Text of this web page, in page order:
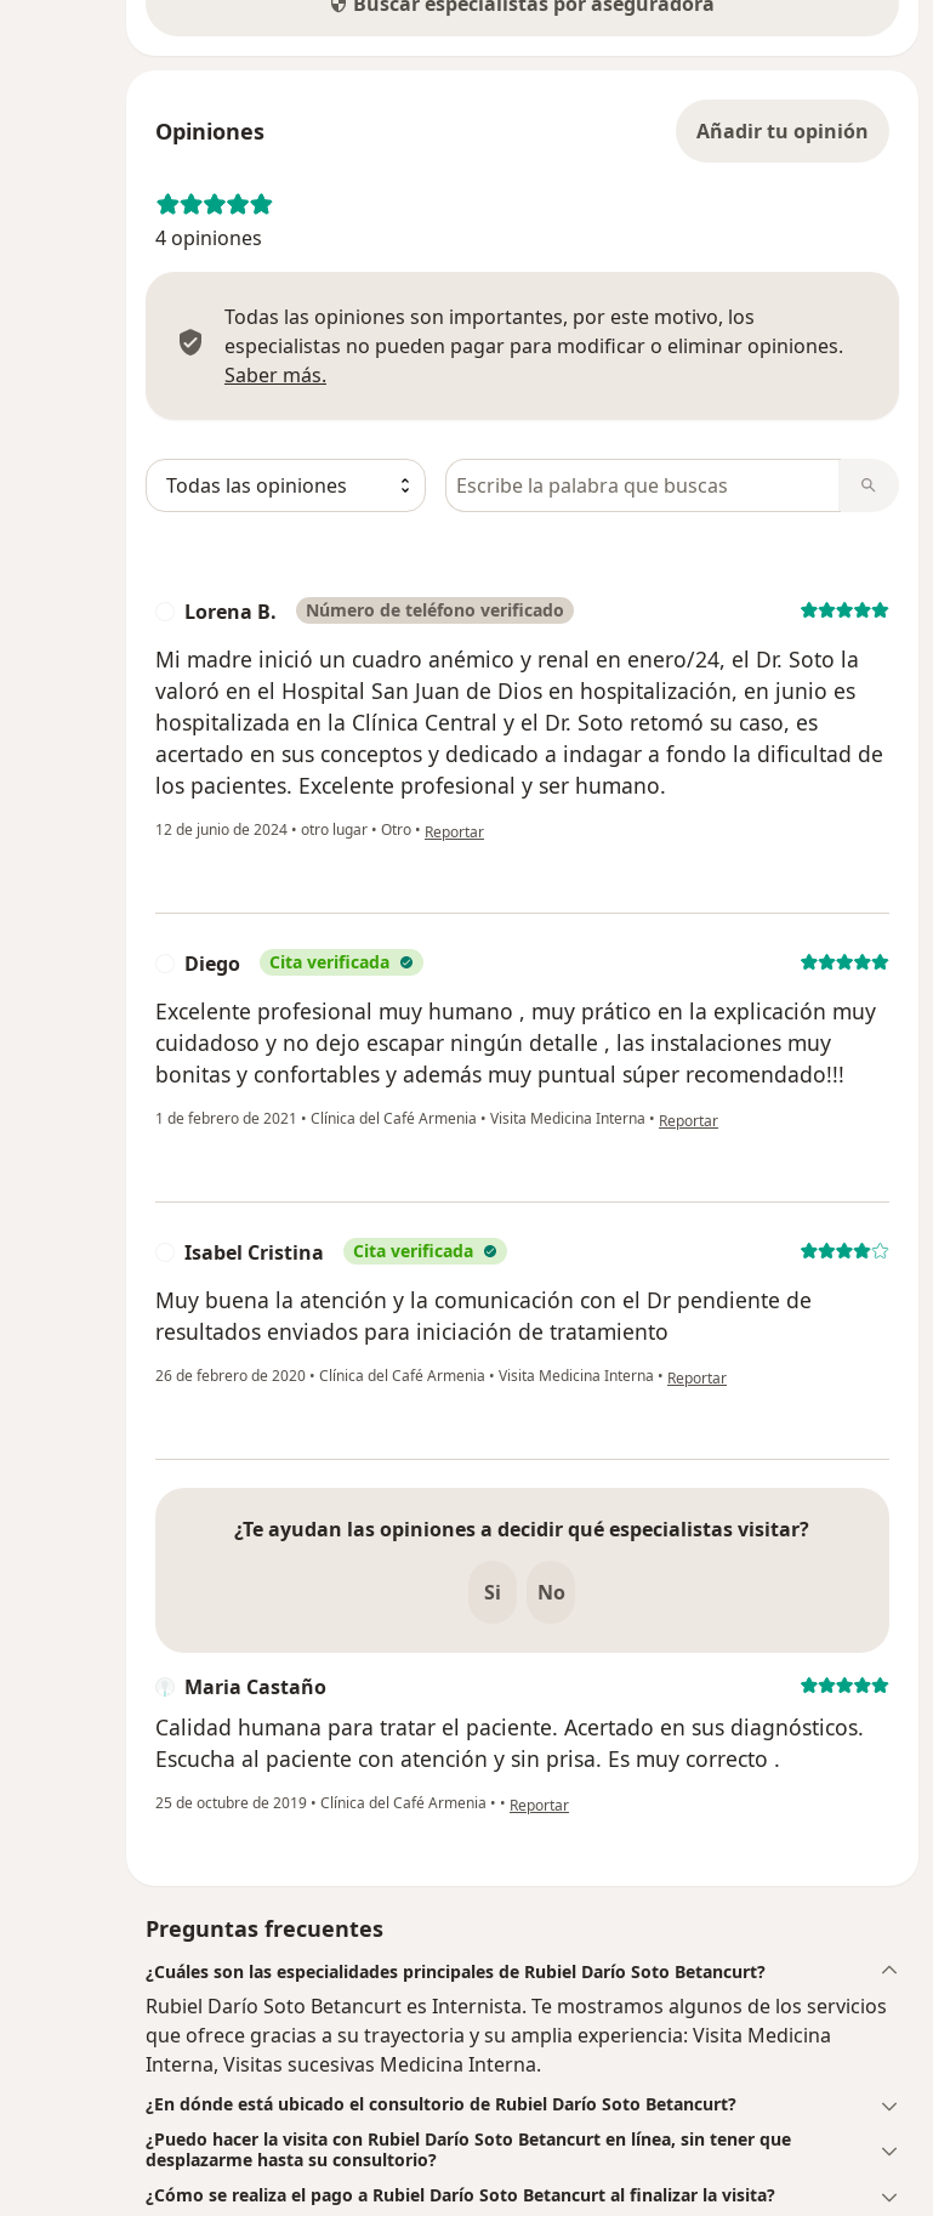
Opiniones Añadir tu opinión
4 opiniones
Todas las opiniones son importantes, por este motivo, los
especialistas no pueden pagar para modificar o eliminar opiniones.
Saber más.
Busca en opiniones
Lorena B. Número de teléfono verificado
Mi madre inició un cuadro anémico y renal en enero/24, el Dr. Soto la
valoró en el Hospital San Juan de Dios en hospitalización, en junio es
hospitalizada en la Clínica Central y el Dr. Soto retomó su caso, es
acertado en sus conceptos y dedicado a indagar a fondo la dificultad de
los pacientes. Excelente profesional y ser humano.
12 de junio de 2024 • otro lugar • Otro • en opinión del usuario Lorena B.
Reportar
Diego Cita verificada
Excelente profesional muy humano , muy prático en la explicación muy
cuidadoso y no dejo escapar ningún detalle , las instalaciones muy
bonitas y confortables y además muy puntual súper recomendado!!!
1 de febrero de 2021 • Clínica del Café Armenia • Visita Medicina Interna • en opinión del usuario Diego
Reportar
Isabel Cristina Cita verificada
Muy buena la atención y la comunicación con el Dr pendiente de
resultados enviados para iniciación de tratamiento
26 de febrero de 2020 • Clínica del Café Armenia • Visita Medicina Interna • en opinión del usuario Isabel Cristina
Reportar
¿Te ayudan las opiniones a decidir qué especialistas visitar?
Si No
Maria Castaño
Calidad humana para tratar el paciente. Acertado en sus diagnósticos.
Escucha al paciente con atención y sin prisa. Es muy correcto .
25 de octubre de 2019 • Clínica del Café Armenia • • en opinión del usuario Maria Castaño
Reportar
Preguntas frecuentes
¿Cuáles son las especialidades principales de Rubiel Darío Soto Betancurt?
Rubiel Darío Soto Betancurt es Internista. Te mostramos algunos de los servicios
que ofrece gracias a su trayectoria y su amplia experiencia: Visita Medicina
Interna, Visitas sucesivas Medicina Interna.
¿En dónde está ubicado el consultorio de Rubiel Darío Soto Betancurt?
¿Puedo hacer la visita con Rubiel Darío Soto Betancurt en línea, sin tener que
desplazarme hasta su consultorio?
¿Cómo se realiza el pago a Rubiel Darío Soto Betancurt al finalizar la visita?